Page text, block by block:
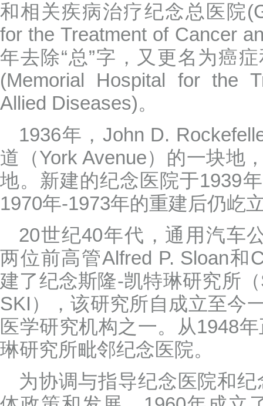
和相关疾病治疗纪念总医院
for the Treatment of Cancer
年去除“总”字，又更名为癌
(Memorial Hospital for the
Allied Diseases)。
1936年，John D.
道（York Avenue）的一块地
地。新建的纪念医院于1939
1970年-1973年的重建后仍屹
20世纪40年代，通用汽车
两位前高管Alfred P. Sloan和
建了纪念斯隆-凯特琳研究所
SKI），该研究所自成立至今
医学研究机构之一。从1948
琳研究所毗邻纪念医院。
为协调与指导纪念医院和